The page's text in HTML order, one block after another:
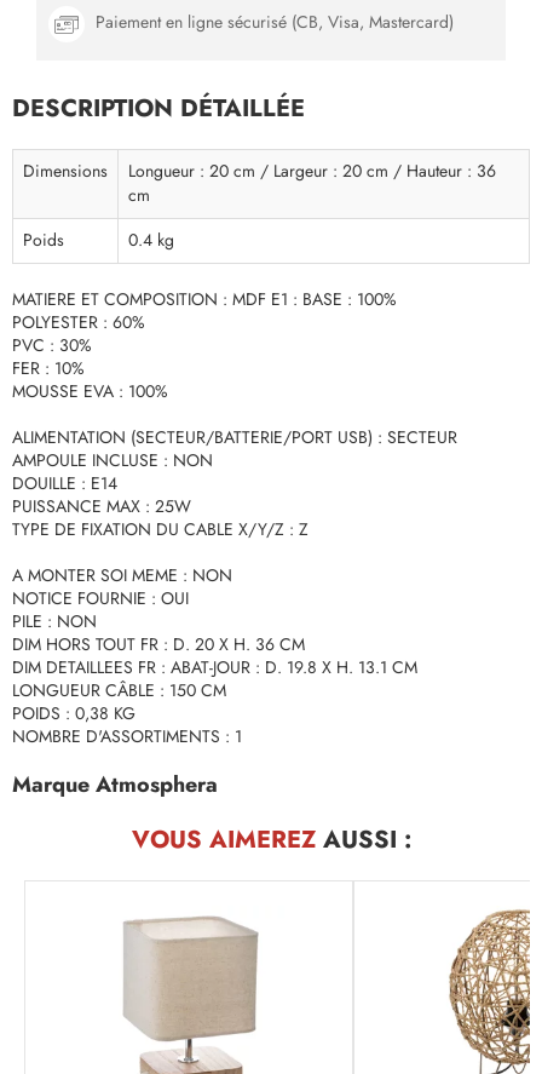
Paiement en ligne sécurisé (CB, Visa, Mastercard)
DESCRIPTION DÉTAILLÉE
Dimensions
Longueur : 20 cm / Largeur : 20 cm / Hauteur : 36
cm
Poids
0.4 kg
MATIERE ET COMPOSITION : MDF E1 : BASE : 100%
POLYESTER : 60%
PVC : 30%
FER : 10%
MOUSSE EVA : 100%
ALIMENTATION (SECTEUR/BATTERIE/PORT USB) : SECTEUR
AMPOULE INCLUSE : NON
DOUILLE : E14
PUISSANCE MAX : 25W
TYPE DE FIXATION DU CABLE X/Y/Z : Z
A MONTER SOI MEME : NON
NOTICE FOURNIE : OUI
PILE : NON
DIM HORS TOUT FR : D. 20 X H. 36 CM
DIM DETAILLEES FR : ABAT-JOUR : D. 19.8 X H. 13.1 CM
LONGUEUR CÂBLE : 150 CM
POIDS : 0,38 KG
NOMBRE D'ASSORTIMENTS : 1
Marque Atmosphera
VOUS AIMEREZAUSSI :